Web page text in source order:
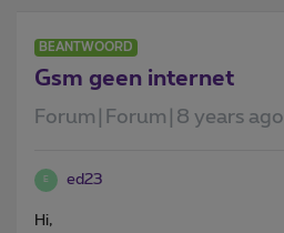
BEANTWOORD
Gsm geen internet
Forum|Forum|8 years ago
E ed23
Hi,